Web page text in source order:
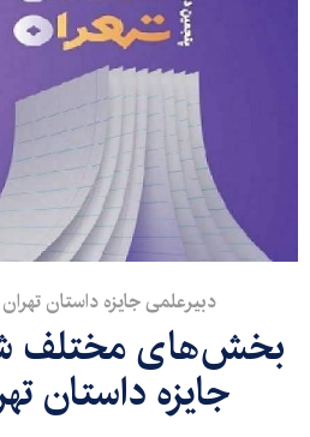
دبیرعلمی جایزه داستان تهران
بخش‌های مختلف
جایزه داستان